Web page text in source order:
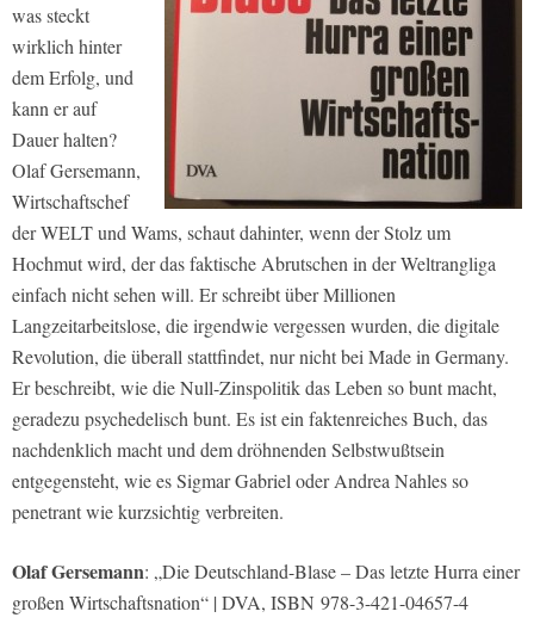
was steckt
wirklich hinter
dem Erfolg, und
kann er auf
Dauer halten?
Olaf Gersemann,
Wirtschaftschef
der WELT und Wams, schaut dahinter, wenn der Stolz um
Hochmut wird, der das faktische Abrutschen in der Weltrangliga
einfach nicht sehen will. Er schreibt über Millionen
Langzeitarbeitslose, die irgendwie vergessen wurden, die digitale
Revolution, die überall stattfindet, nur nicht bei Made in Germany.
Er beschreibt, wie die Null-Zinspolitik das Leben so bunt macht,
geradezu psychedelisch bunt. Es ist ein faktenreiches Buch, das
nachdenklich macht und dem dröhnenden Selbstwußtsein
entgegensteht, wie es Sigmar Gabriel oder Andrea Nahles so
penetrant wie kurzsichtig verbreiten.
Olaf Gersemann: „Die Deutschland-Blase – Das letzte Hurra einer
großen Wirtschaftsnation“ | DVA, ISBN 978-3-421-04657-4